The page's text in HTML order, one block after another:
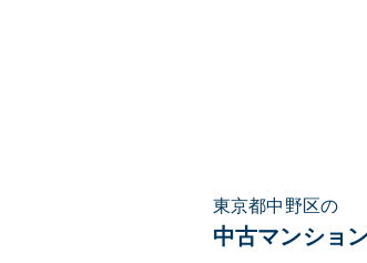
東京都中野区の
中古マンショ